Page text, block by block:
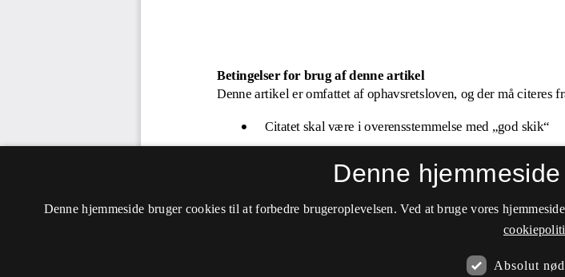
Denne
Denne hjemmeside bruger cookies til at forbedre brugeroplevelsen. Ved at bruge vores
Absolut